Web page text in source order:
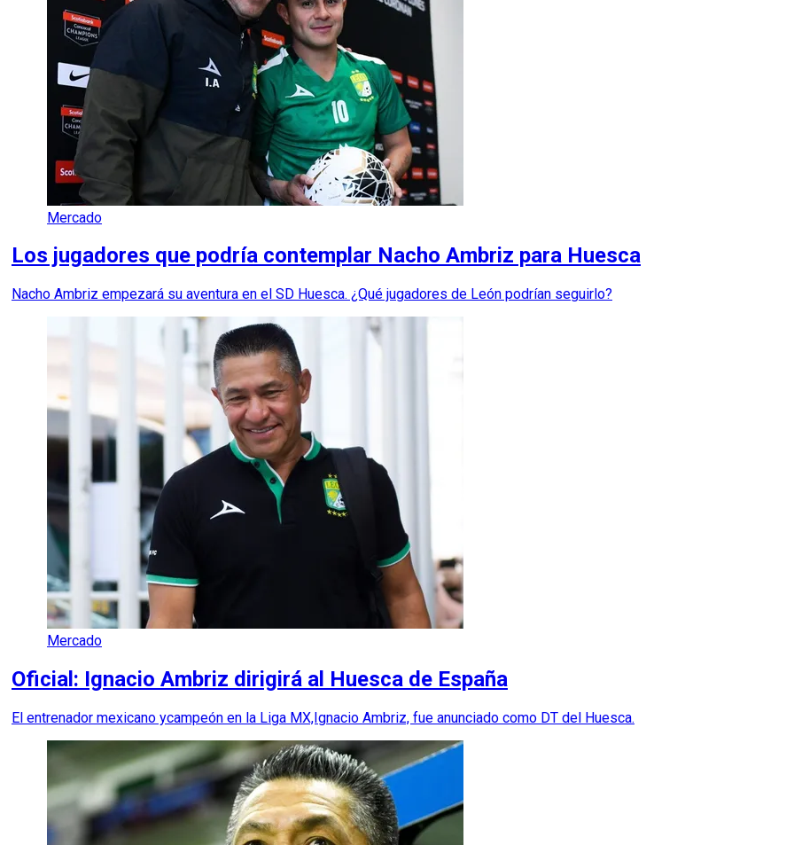
Mercado
Los jugadores que podría contemplar Nacho Ambriz para Huesca
Nacho Ambriz empezará su aventura en el SD Huesca. ¿Qué jugadores de León podrían seguirlo?
Mercado
Oficial: Ignacio Ambriz dirigirá al Huesca de España
El entrenador mexicano ycampeón en la Liga MX,Ignacio Ambriz, fue anunciado como DT del Huesca.